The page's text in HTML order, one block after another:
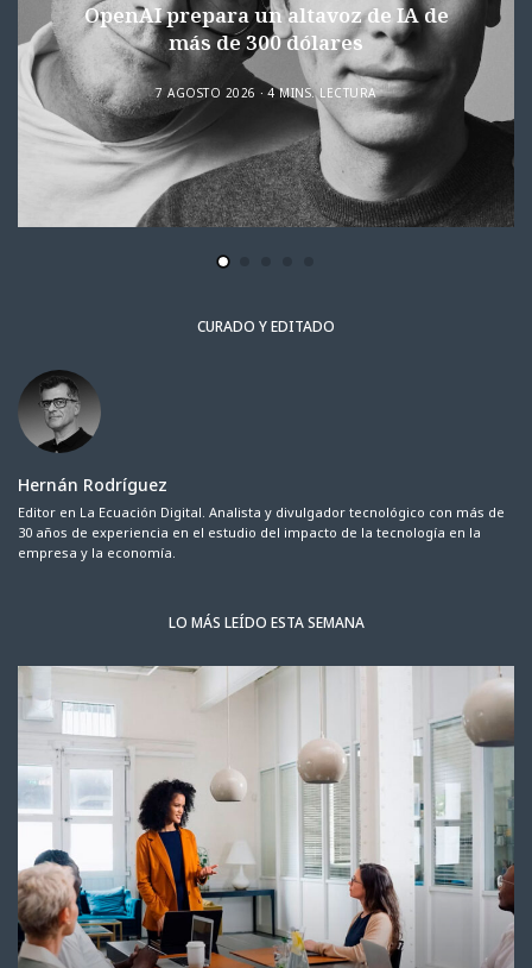
OpenAI prepara un altavoz de IA de
más de 300 dólares
7 AGOSTO 2026 4 MINS. LECTURA
CURADO Y EDITADO
Hernán Rodríguez
Editor en La Ecuación Digital. Analista y divulgador tecnológico con más de
30 años de experiencia en el estudio del impacto de la tecnología en la
empresa y la economía.
LO MÁS LEÍDO ESTA SEMANA